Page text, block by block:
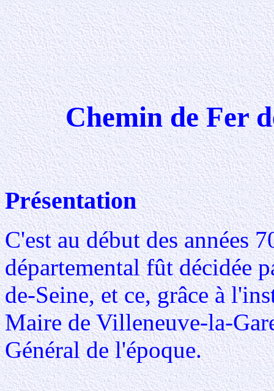
Chemin de Fer
Présentation
C'est au début des années
départemental fût décidée
de-Seine, et ce, grâce à
Maire de Villeneuve-la-
Général de l'époque.